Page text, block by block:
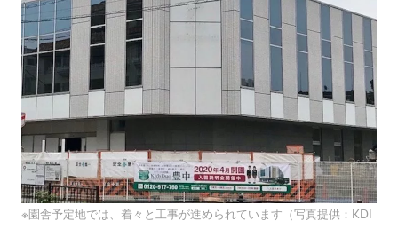
※園舎予定地では、着々と工事が進められています（写真提供：KDI